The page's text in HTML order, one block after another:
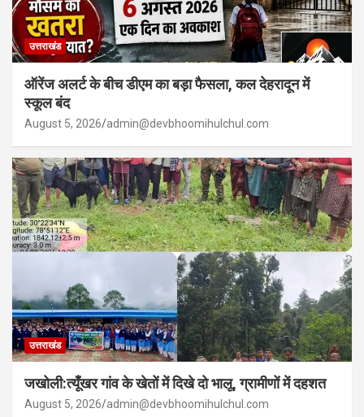
उत्तराखंड
ऑरेंज अलर्ट के बीच डीएम का बड़ा फैसला, कल देहरादून में
स्कूल बंद
August 5, 2026 admin@devbhoomihulchul.com
उत्तराखंड
जखोली:त्यूँखर गांव के खेतों में दिखे दो भालू, ग्रामीणों में दहशत
August 5, 2026 admin@devbhoomihulchul.com